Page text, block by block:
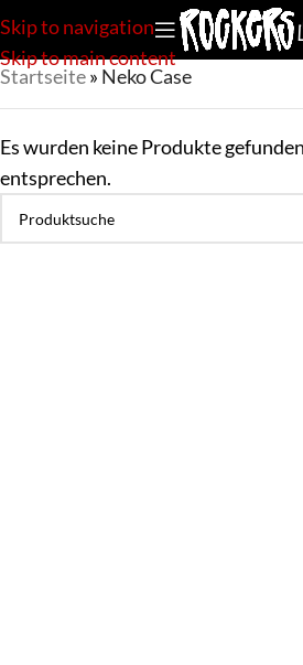
Skip to navigation
Skip to main content
Startseite» Neko Case
Es wurden keine Produkte
entsprechen.